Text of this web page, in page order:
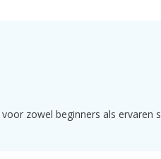
zowel beginners als ervaren